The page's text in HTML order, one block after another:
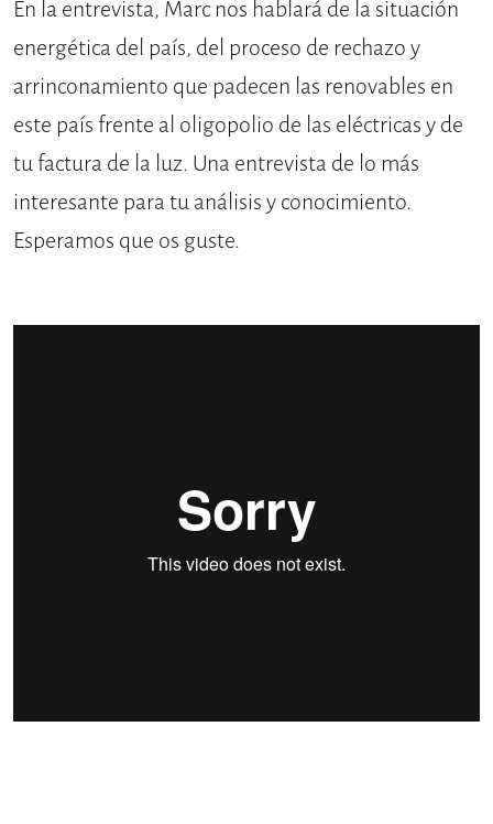
En la entrevista, Marc nos hablará de la situación
energética del país, del proceso de rechazo y
arrinconamiento que padecen las renovables en
este país frente al oligopolio de las eléctricas y de
tu factura de la luz. Una entrevista de lo más
interesante para tu análisis y conocimiento.
Esperamos que os guste.